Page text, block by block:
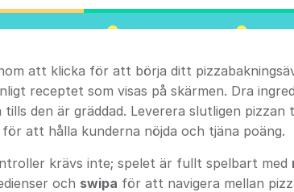
att klicka för att börja ditt
receptet som visas på skärmen. Dra
den är gräddad. Leverera slutligen
att hålla kunderna nöjda och tjäna poäng.
krävs inte; spelet är fullt spelbart med
och swipa för att navigera mellan